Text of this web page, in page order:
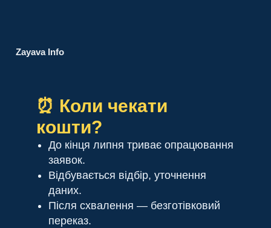
Zayava Info
⏰ Коли чекати
кошти?
До кінця липня триває опрацювання
заявок.
Відбувається відбір, уточнення
даних.
Після схвалення — безготівковий
переказ.